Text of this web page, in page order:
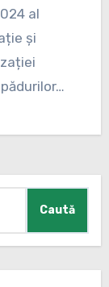
al
și